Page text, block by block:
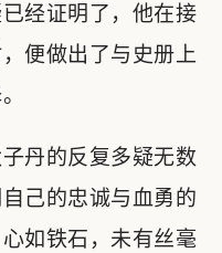
经证明了，他在接
便做出了与史册上
丹的反复多疑无数
己的忠诚与血勇的
如铁石，未有丝毫